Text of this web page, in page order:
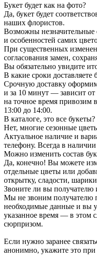
Букет будет как на фото?
Да, букет будет
наших флористов.
Возможны незначительные
и особенностей самих
При существенных
согласования замен,
Вы обязательно увидите
В какие сроки доставляете
Срочную доставку
и за 10 минут — зависит от
на точное время привозим
13:00 до 14:00.
В каталоге, это все букеты?
Нет, многие сезонные
Актуальное наличие и
телефону. Всегда в
Можно изменить состав
Да, конечно! Вы можете
отдельные цветы или
открытку, сладости,
Звоните ли вы получателю
Мы не звоним получателю
необходимые данные и вы
указанное время — в этом
сюрпризом.
Если нужно заранее
анонимно, укажите это при